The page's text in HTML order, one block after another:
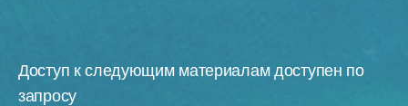
Доступ к следующим материалам доступен по
запросу